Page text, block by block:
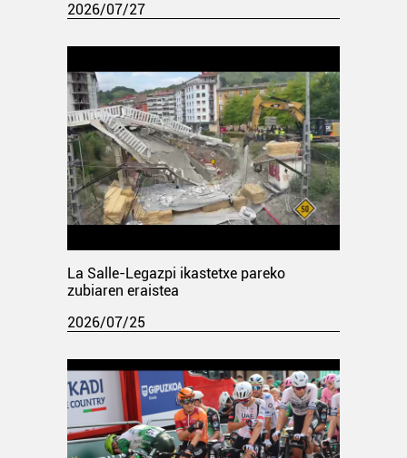
2026/07/27
La Salle-Legazpi ikastetxe pareko
zubiaren eraistea
2026/07/25